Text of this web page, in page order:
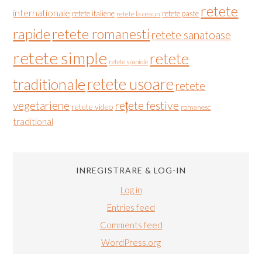
internationale retete italiene retete la ceaun retete paste retete
rapideretete romanesti retete sanatoase
retete simple retete spaniole retete
traditionaleretete usoare retete
vegetariene retete video rețete festive romanesc
traditional
INREGISTRARE & LOG-IN
Log in
Entries feed
Comments feed
WordPress.org